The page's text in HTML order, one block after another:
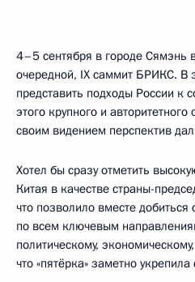
4–5 сентября в городе Сямэнь
очередной, IX саммит БРИКС. В
представить подходы России к
этого крупного и
своим видением перспектив
Хотел бы сразу отметить
Китая в качестве страны-
что позволило вместе
по всем ключевым
политическому,
что «пятёрка» заметно